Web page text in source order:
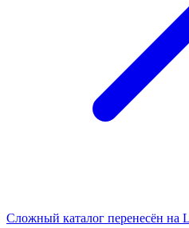
Сложный каталог перенесён на